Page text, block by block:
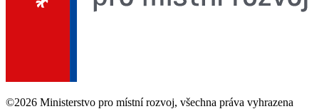
©2026 Ministerstvo pro místní rozvoj, všechna práva vyhrazena